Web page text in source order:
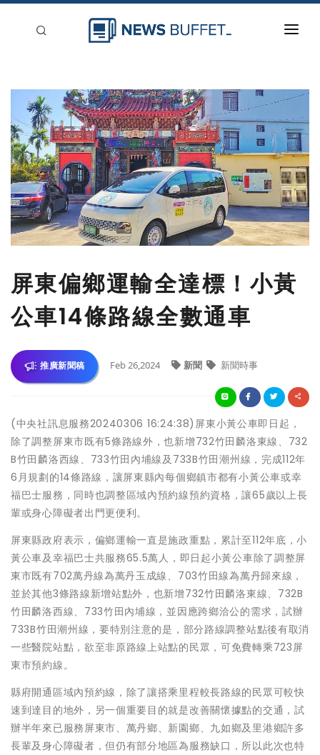
新聞稿分類
登入
刊登
屏東偏鄉運輸全達標！小黃
公車14條路線全數通車
推廣新聞稿 Feb 26,2024 新聞 新聞時事
(中央社訊息服務20240306 16:24:38)屏東小黃公車即日起，
除了調整屏東市既有5條路線外，也新增732竹田麟洛東線、732
B竹田麟洛西線、733竹田內埔線及733B竹田潮州線，完成112年
6月規劃的14條路線，讓屏東縣內每個鄉鎮市都有小黃公車或幸
福巴士服務，同時也調整區域內預約線預約資格，讓65歲以上長
輩或身心障礙者出門更便利。
屏東縣政府表示，偏鄉運輸一直是施政重點，累計至112年底，小
黃公車及幸福巴士共服務65.5萬人，即日起小黃公車除了調整屏
東市既有702萬丹線為萬丹玉成線、703竹田線為萬丹歸來線，
並於其他3條路線新增站點外，也新增732竹田麟洛東線、732B
竹田麟洛西線、733竹田內埔線，並因應跨鄉洽公的需求，試辦
733B竹田潮州線，要特別注意的是，部分路線調整站點後有取消
一些醫院站點，欲至非原路線上站點的民眾，可免費轉乘723屏
東市預約線。
縣府開通區域內預約線，除了讓搭乘里程較長路線的民眾可較快
速到達目的地外，另一個重要目的就是改善關懷據點的交通，試
辦半年來已服務屏東市、萬丹鄉、新園鄉、九如鄉及里港鄉許多
長輩及身心障礙者，但仍有部分地區為服務缺口，所以此次也特